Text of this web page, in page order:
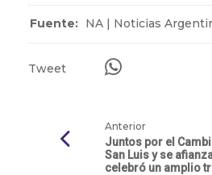
Fuente: NA | Noticias
Tweet
Anterior
Juntos por el
San Luis y se
celebró un amplio